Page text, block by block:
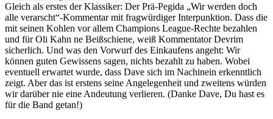
Gleich als erstes der Klassiker: Der Prä-Pegida „Wir werden doch
alle verarscht“-Kommentar mit fragwürdiger Interpunktion. Dass die
mit seinen Kohlen vor allem Champions League-Rechte bezahlen
und für Oli Kahn ne Beißschiene, weiß Kommentator Devrim
sicherlich. Und was den Vorwurf des Einkaufens angeht: Wir
können guten Gewissens sagen, nichts bezahlt zu haben. Wobei
eventuell erwartet wurde, dass Dave sich im Nachinein erkenntlich
zeigt. Aber das ist erstens seine Angelegenheit und zweitens würden
wir darüber nie eine Andeutung verlieren. (Danke Dave, Du hast es
für die Band getan!)